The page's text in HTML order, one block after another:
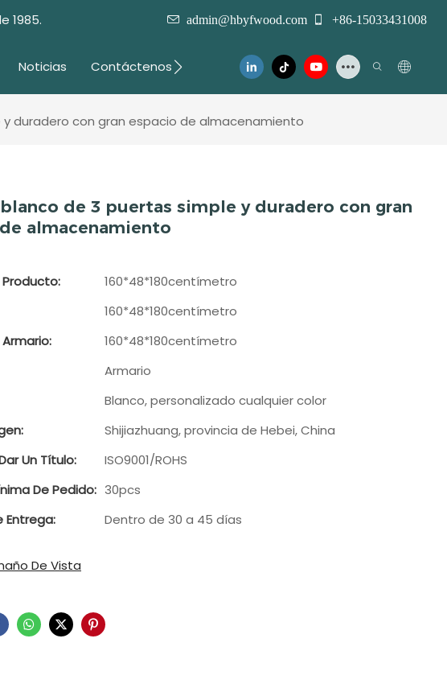
1985. admin@hbyfwood.com +86-15033431008
Noticias Contáctenos
duradero con gran espacio de almacenamiento
de 3 puertas simple y duradero con gran
almacenamiento
160*48*180centímetro
160*48*180centímetro
160*48*180centímetro
Armario
Blanco, personalizado cualquier color
Shijiazhuang, provincia de Hebei, China
Un Título:
ISO9001/ROHS
De Pedido: 30pcs
Entrega:
Dentro de 30 a 45 días
De Vista